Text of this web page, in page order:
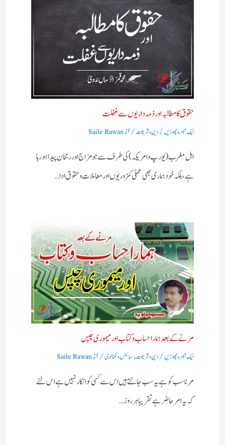
حقوق کا مطالبہ اور ذمہ داریوں سے غفلت
ایک تبصرہ چھوڑیں/دین و شریعت/ ازSaile Rawan
اہل مغرب (یورپ و امریکہ)کی طرف سے جو مزاج اور رجحان پیدا ہورہا
ہے، بلکہ خود ہماری بھی عملی کمزوریوں اور معاملات و حقوق ادا…
مرنے کے بعد ہمارا حساب وکتاب اور میموری چپس
ایک تبصرہ چھوڑیں/دین و شریعت,سائنس و ٹکنالوجی/ ازSaile Rawan
مرنا سب کو ہے یہ سب جانتے ہیں اس سے کسی کو انکار نہیں ہے اس لئے
کہ یہ امر حاضر ہے تقریبا ہر روز…